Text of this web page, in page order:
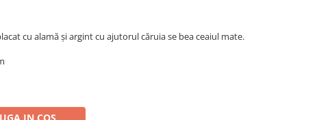
cu alamă şi argint cu ajutorul căruia se bea ceaiul mate.